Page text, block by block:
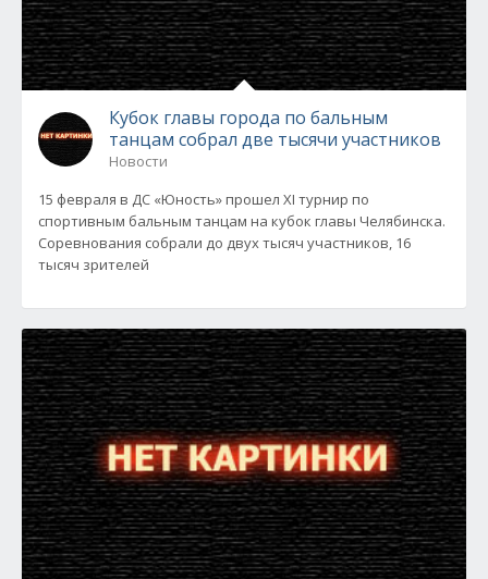
Кубок главы города по бальным
танцам собрал две тысячи участников
Новости
15 февраля в ДС «Юность» прошел XI турнир по
спортивным бальным танцам на кубок главы Челябинска.
Соревнования собрали до двух тысяч участников, 16
тысяч зрителей